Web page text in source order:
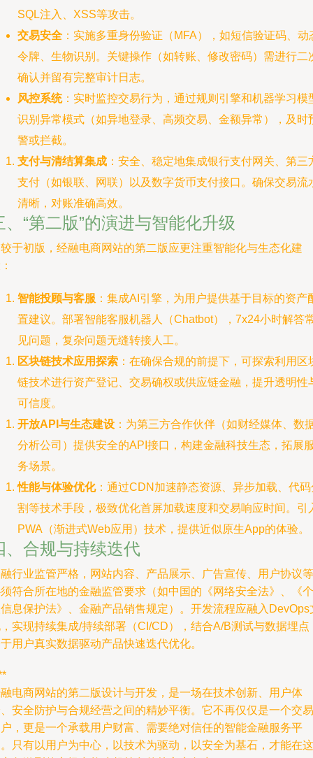
SQL注入、XSS等攻击。
交易安全 ：实施多重身份验证（MFA），如短信验证码、动
令牌、生物识别。关键操作（如转账、修改密码）需进行二
确认并留有完整审计日志。
风控系统：实时监控交易行为，通过规则引擎和机器学习模
识别异常模式（如异地登录、高频交易、金额异常），及时
警或拦截。
支付与清结算集成 ：安全、稳定地集成银行支付网关、第三
支付（如银联、网联）以及数字货币支付接口。确保交易流
清晰，对账准确高效。
、“第二版”的演进与智能化升级
于初版，经融电商网站的第二版应更注重智能化与生态化建
智能投顾与客服 ：集成AI引擎，为用户提供基于目标的资产
置建议。部署智能客服机器人（Chatbot），7x24小时解答
见问题，复杂问题无缝转接人工。
区块链技术应用探索 ：在确保合规的前提下，可探索利用区
链技术进行资产登记、交易确权或供应链金融，提升透明性
可信度。
开放API与生态建设 ：为第三方合作伙伴（如财经媒体、数
分析公司）提供安全的API接口，构建金融科技生态，拓展
务场景。
性能与体验优化：通过CDN加速静态资源、异步加载、代码
割等技术手段，极致优化首屏加载速度和交易响应时间。引
PWA（渐进式Web应用）技术，提供近似原生App的体验。
、合规与持续迭代
行业监管严格，网站内容、产品展示、广告宣传、用户协议等
符合所在地的金融监管要求（如中国的《网络安全法》、《个
息保护法》、金融产品销售规定）。开发流程应融入DevOps
实现持续集成/持续部署（CI/CD），结合A/B测试与数据埋点
用户真实数据驱动产品快速迭代优化。
电商网站的第二版设计与开发，是一场在技术创新、用户体
安全防护与合规经营之间的精妙平衡。它不再仅仅是一个交易
，更是一个承载用户财富、需要绝对信任的智能金融服务平
只有以用户为中心，以技术为驱动，以安全为基石，才能在这